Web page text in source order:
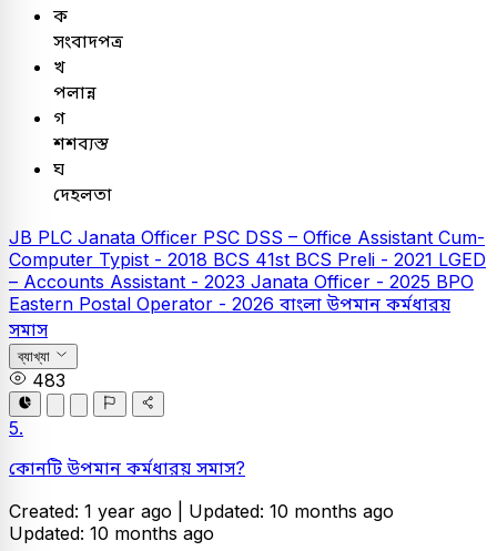
ক
সংবাদপত্র
খ
পলান্ন
গ
শশব্যস্ত
ঘ
দেহলতা
JB PLC Janata Officer PSC DSS – Office Assistant Cum-
Computer Typist - 2018 BCS 41st BCS Preli - 2021 LGED
– Accounts Assistant - 2023 Janata Officer - 2025 BPO
Eastern Postal Operator - 2026 বাংলাউপমান কর্মধারয়
সমাস
ব্যাখ্যা
483
5.
কোনটি উপমান কর্মধারয় সমাস?
Created: 1 year ago | Updated: 10 months ago
Updated: 10 months ago